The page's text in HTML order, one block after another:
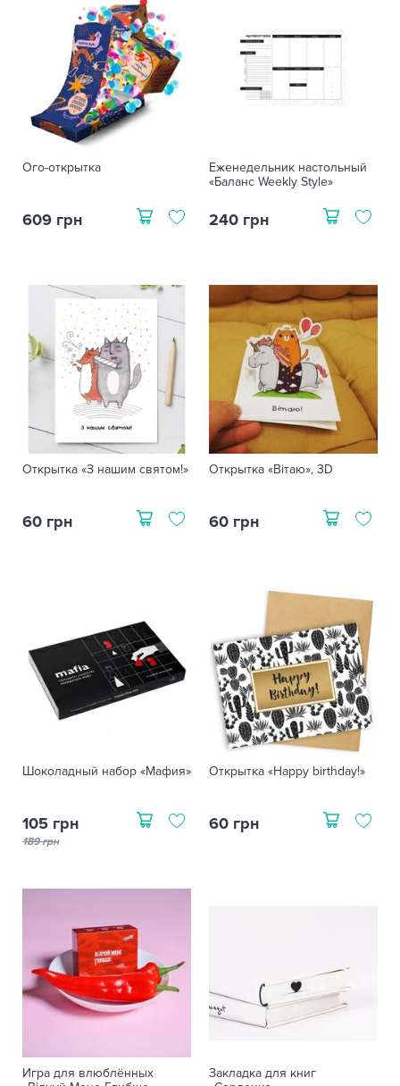
Ого-открытка
609 грн
Еженедельник настольный
«Баланс Weekly Style»
240 грн
Открытка «З нашим святом!»
60 грн
Открытка «Вітаю», 3D
60 грн
Шоколадный набор «Мафия»
105 грн
189 грн
Открытка «Happy birthday!»
60 грн
Игра для влюблённых
Закладка для книг